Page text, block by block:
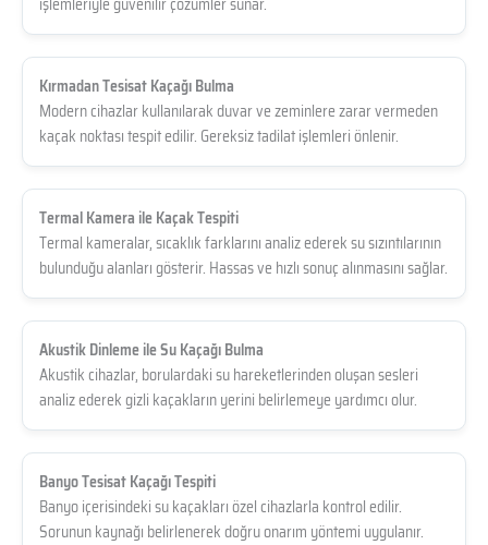
Kırmadan Tesisat Kaçağı Bulma
Modern cihazlar kullanılarak duvar ve zeminlere zarar vermeden
kaçak noktası tespit edilir. Gereksiz tadilat işlemleri önlenir.
Termal Kamera ile Kaçak Tespiti
Termal kameralar, sıcaklık farklarını analiz ederek su sızıntılarının
bulunduğu alanları gösterir. Hassas ve hızlı sonuç alınmasını sağlar.
Akustik Dinleme ile Su Kaçağı Bulma
Akustik cihazlar, borulardaki su hareketlerinden oluşan sesleri
analiz ederek gizli kaçakların yerini belirlemeye yardımcı olur.
Banyo Tesisat Kaçağı Tespiti
Banyo içerisindeki su kaçakları özel cihazlarla kontrol edilir.
Sorunun kaynağı belirlenerek doğru onarım yöntemi uygulanır.